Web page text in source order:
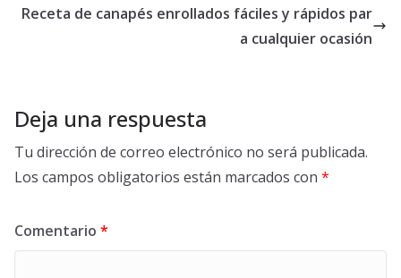
Receta de canapés enrollados fáciles y rápidos par
a cualquier ocasión
Deja una respuesta
Tu dirección de correo electrónico no será publicada.
Los campos obligatorios están marcados con *
Comentario *